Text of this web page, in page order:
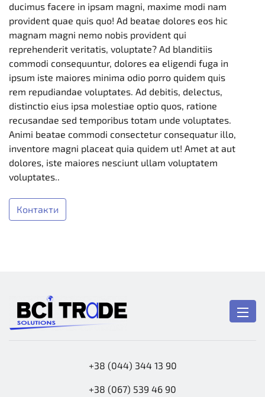
ducimus facere in ipsam magni, maxime modi nam
provident quae quis quo! Ad beatae dolores eos hic
magnam magni nemo nobis provident qui
reprehenderit veritatis, voluptate? Ad blanditiis
commodi consequuntur, dolores ea eligendi fuga in
ipsum iste maiores minima odio porro quidem quis
rem repudiandae voluptates. Ad debitis, delectus,
distinctio eius ipsa molestiae optio quos, ratione
recusandae sed temporibus totam unde voluptates.
Animi beatae commodi consectetur consequatur illo,
inventore magni placeat quia quidem ut! Amet at aut
dolores, iste maiores nesciunt ullam voluptatem
voluptates..
Контакти
+38 (044) 344 13 90
+38 (067) 539 46 90